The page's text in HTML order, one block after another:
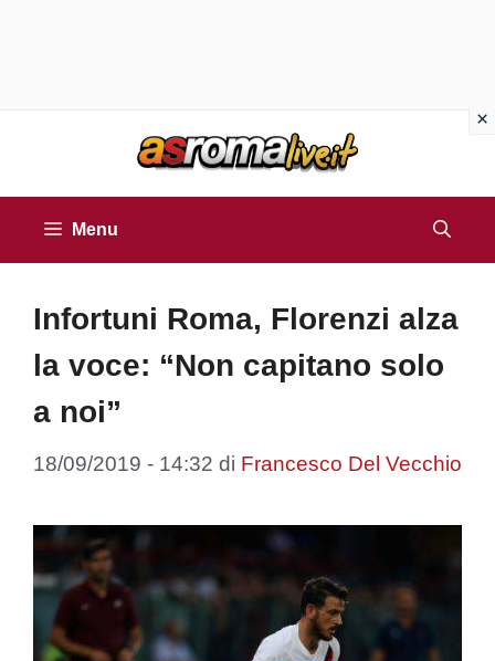
Menu
Infortuni Roma, Florenzi alza
la voce: “Non capitano solo
a noi”
18/09/2019 - 14:32 di Francesco Del Vecchio